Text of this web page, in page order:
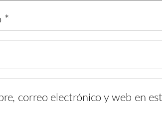
*
correo electrónico y web en